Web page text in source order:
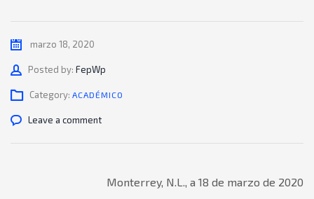
marzo 18, 2020
Posted by: Author
FepWp
Category: ACADÉMICO
Leave a comment
Monterrey, N.L., a 18 de marzo de 2020